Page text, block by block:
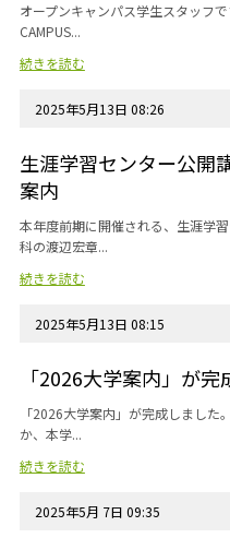
オープンキャンパス学生スタッフ
CAMPUS...
続きを読む
2025年5月13日 08:26
生涯学習センター公開
案内
本年度前期に開催される、生涯学
科の渡辺宏章...
続きを読む
2025年5月13日 08:15
「2026大学案内」が完
「2026大学案内」が完成しまし
か、本学...
続きを読む
2025年5月 7日 09:35